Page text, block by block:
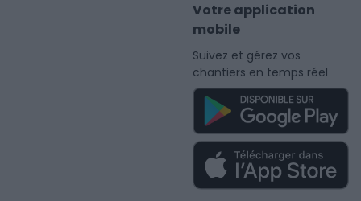
Votre application
mobile
Suivez et gérez vos
chantiers en temps réel